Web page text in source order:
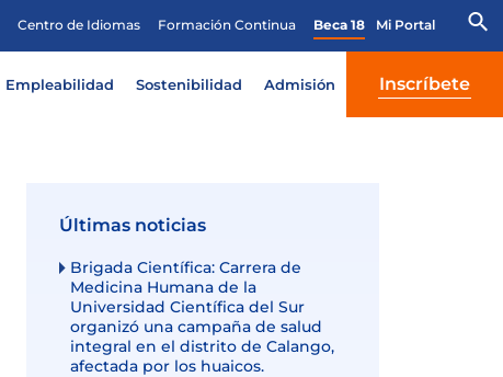
Centro de Idiomas Formación Continua Beca 18 Mi Portal
Empleabilidad Sostenibilidad Admisión Inscríbete
Últimas noticias
Brigada Científica: Carrera de
Medicina Humana de la
Universidad Científica del Sur
organizó una campaña de salud
integral en el distrito de Calango,
afectada por los huaicos.